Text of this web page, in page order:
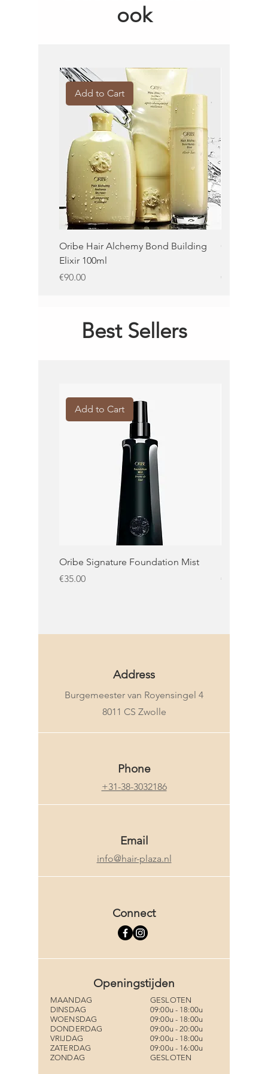
ook
Add to Cart
Oribe Hair Alchemy Bond Building
Elixir 100ml
Price
€90.00
Oribe
Price
€62.00
Best Sellers
Add to Cart
Oribe Signature Foundation Mist
Price
€35.00
Price
€32.50
Address
Burgemeester van Royensingel 4
8011 CS Zwolle
Phone
+31-38-3032186
Email
info@hair-plaza.nl
Connect
Openingstijden
MAANDAG
DINSDAG
WOENSDAG
DONDERDAG
VRIJDAG
ZATERDAG
ZONDAG
GESLOTEN
09:00u - 18:00u
09:00u - 18:00u
09:00u - 20:00u
09:00u - 18:00u
09:00u - 16:00u
GESLOTEN